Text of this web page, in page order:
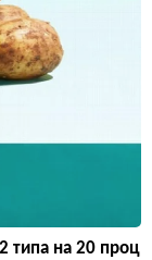
типа на 20 проц